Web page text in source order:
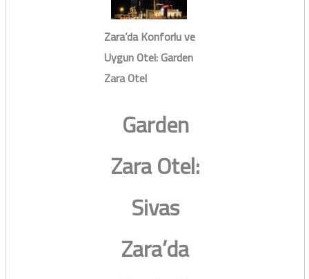
Zara’da Konforlu ve
Uygun Otel: Garden
Zara Otel
Garden
Zara Otel:
Sivas
Zara’da